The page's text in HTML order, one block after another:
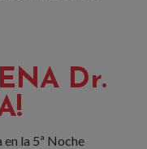
Dr.
en la 5ª Noche